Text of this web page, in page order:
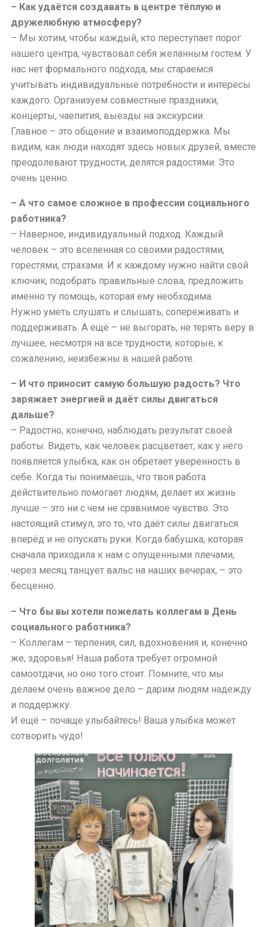
– Как удаётся создавать в центре тёплую и
дружелюбную атмосферу?
– Мы хотим, чтобы каждый, кто переступает порог
нашего центра, чувствовал себя желанным гостем. У
нас нет формального подхода, мы стараемся
учитывать индивидуальные потребности и интересы
каждого. Организуем совместные праздники,
концерты, чаепития, выезды на экскурсии.
Главное – это общение и взаимоподдержка. Мы
видим, как люди находят здесь новых друзей, вместе
преодолевают трудности, делятся радостями. Это
очень ценно.
– А что самое сложное в профессии социального
работника?
– Наверное, индивидуальный подход. Каждый
человек – это вселенная со своими радостями,
горестями, страхами. И к каждому нужно найти свой
ключик, подобрать правильные слова, предложить
именно ту помощь, которая ему необходима.
Нужно уметь слушать и слышать, сопереживать и
поддерживать. А ещё – не выгорать, не терять веру в
лучшее, несмотря на все трудности, которые, к
сожалению, неизбежны в нашей работе.
– И что приносит самую большую радость? Что
заряжает энергией и даёт силы двигаться
дальше?
– Радостно, конечно, наблюдать результат своей
работы. Видеть, как человек расцветает, как у него
появляется улыбка, как он обретает уверенность в
себе. Когда ты понимаешь, что твоя работа
действительно помогает людям, делает их жизнь
лучше – это ни с чем не сравнимое чувство. Это
настоящий стимул, это то, что даёт силы двигаться
вперёд и не опускать руки. Когда бабушка, которая
сначала приходила к нам с опущенными плечами,
через месяц танцует вальс на наших вечерах, – это
бесценно.
– Что бы вы хотели пожелать коллегам в День
социального работника?
– Коллегам – терпения, сил, вдохновения и, конечно
же, здоровья! Наша работа требует огромной
самоотдачи, но оно того стоит. Помните, что мы
делаем очень важное дело – дарим людям надежду
и поддержку.
И ещё – почаще улыбайтесь! Ваша улыбка может
сотворить чудо!